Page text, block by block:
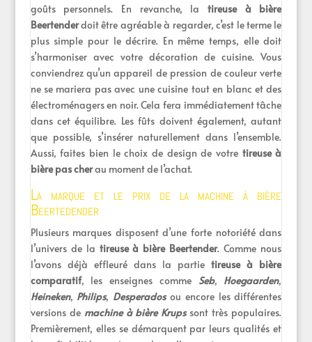
goûts personnels. En revanche, latireuse à bière
Beertenderdoit être agréable à regarder, c’est le terme le
plus simple pour le décrire. En même temps, elle doit
s’harmoniser avec votre décoration de cuisine. Vous
conviendrez qu’un appareil de pression de couleur verte
ne se mariera pas avec une cuisine tout en blanc et des
électroménagers en noir. Cela fera immédiatement tâche
dans cet équilibre. Les fûts doivent également, autant
que possible, s’insérer naturellement dans l’ensemble.
Aussi, faites bien le choix de design de votre tireuse à
bière pas cherau moment de l’achat.
La marque et le prix de la machine à bière
Beertedender
Plusieurs marques disposent d’une forte notoriété dans
l’univers de la tireuse à bière Beertender. Comme nous
l’avons déjà effleuré dans la partietireuse à bière
comparatif, les enseignes comme Seb, Hoegaarden,
Heineken, Philips, Desperadosou encore les différentes
versions de machine à bière Krupssont très populaires.
Premièrement, elles se démarquent par leurs qualités et